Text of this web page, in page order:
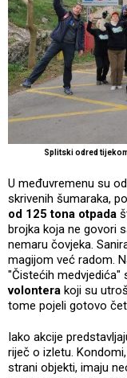
Splitski odred
U međuvremenu su
skrivenih šumaraka,
od 125 tona otpada
brojka koja ne govori
nemaru čovjeka.
magijom već radom.
"Čistećih medvjedića"
volontera koji su
tome pojeli gotovo
Iako akcije
riječ o izletu.
strani objekti, imaju